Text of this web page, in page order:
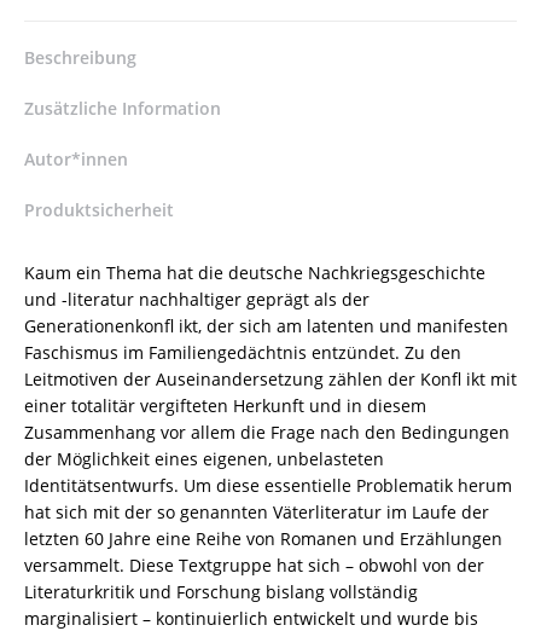
Bestimmung
Genres
Mathias
–
9783826044465
/
978-
3-
8260-
4446-
5
/
978-
3-
82-
604446-
5
Menge
Beschreibung
Zusätzliche Information
Autor*innen
Produktsicherheit
Kaum ein Thema hat die deutsche Nachkriegsgeschichte
und -literatur nachhaltiger geprägt als der
Generationenkonfl ikt, der sich am latenten und manifesten
Faschismus im Familiengedächtnis entzündet. Zu den
Leitmotiven der Auseinandersetzung zählen der Konfl ikt mit
einer totalitär vergifteten Herkunft und in diesem
Zusammenhang vor allem die Frage nach den Bedingungen
der Möglichkeit eines eigenen, unbelasteten
Identitätsentwurfs. Um diese essentielle Problematik herum
hat sich mit der so genannten Väterliteratur im Laufe der
letzten 60 Jahre eine Reihe von Romanen und Erzählungen
versammelt. Diese Textgruppe hat sich – obwohl von der
Literaturkritik und Forschung bislang vollständig
marginalisiert – kontinuierlich entwickelt und wurde bis